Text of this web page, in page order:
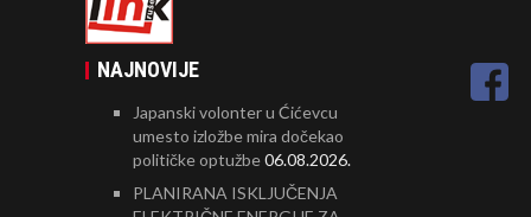
NAJNOVIJE
Japanski volonter u Ćićevcu
umesto izložbe mira dočekao
političke optužbe06.08.2026.
PLANIRANA ISKLJUČENJA